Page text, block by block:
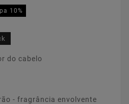
10%
do cabelo
- fragrância envolvente